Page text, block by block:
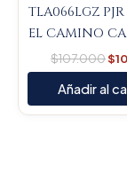
TLA066LGZ
EL CAMINO
$107.000$
Añadir al